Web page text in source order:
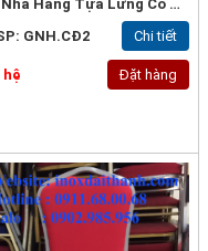
Ghế Nhà Hàng Tựa Lưng Có Nệm
GNH.CĐ2
Chi tiết
hệ Đặt hàng